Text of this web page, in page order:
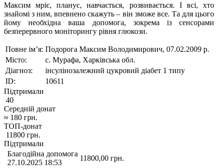
Максим мріє, планує, навчається, розвивається. І всі, хто
знайомі з ним, впевнено скажуть – він зможе все. Та для цього
йому необхідна ваша допомога, зокрема із сенсорами
безперервного моніторингу рівня глюкози.
Повне ім’я: Подорога Максим Володимирович, 07.02.2009 р.
Місто:
с. Мурафа, Харківська обл.
Діагноз:
інсулінозалежний цукровий діабет 1 типу
ID:
10611
Підтримали
40
Середній донат
≈ 180 грн.
ТОП-донат
11800 грн.
Підтримали
Благодійна допомога
27.10.2025 18:53
11800,00 грн.